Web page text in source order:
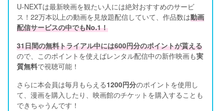
U-NEXTは最新映画を観たい人には絶対おすすめのサービ
ス！22万本以上の動画を見放題配信していて、作品数は動画
配信サービスの中でもNo.1！
31日間の無料トライアル中には600円分のポイントが貰える
ので、このポイントを使えばレンタル配信中の新作映画も実
質無料で視聴可能！
さらに本会員は毎月もらえる1200円分のポイントを使用し
て、漫画を購入したり、映画館のチケットを購入することも
できちゃうんです！